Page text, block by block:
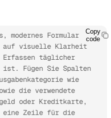
modernes Formular
auf visuelle Klarheit
Erfassen täglicher
ist. Fügen Sie Spalten
wie
die verwendete
oder Kreditkarte,
eine Zeile für die
Copy
code